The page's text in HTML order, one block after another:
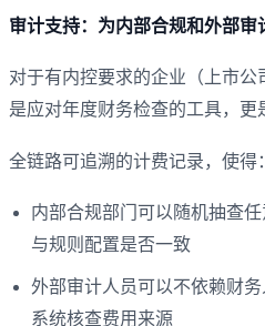
审计支持：为内部合规和外部审
对于有内控要求的企业（上市
是应对年度财务检查的工具，更
全链路可追溯的计费记录，使得：
内部合规部门可以随机抽查
与规则配置是否一致
外部审计人员可以不依赖财
系统核查费用来源